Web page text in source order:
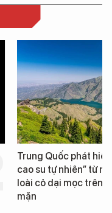
Trung Quốc phát hiện
cao su tự nhiên” từ
loài cỏ dại mọc trên
mặn